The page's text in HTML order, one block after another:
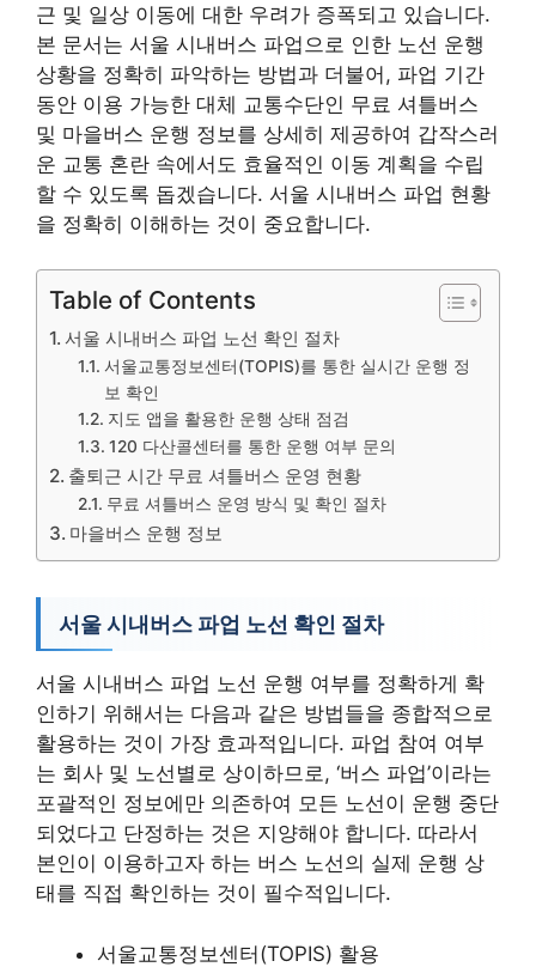
근 및 일상 이동에 대한 우려가 증폭되고 있습니다.
본 문서는 서울 시내버스 파업으로 인한 노선 운행
상황을 정확히 파악하는 방법과 더불어, 파업 기간
동안 이용 가능한 대체 교통수단인 무료 셔틀버스
및 마을버스 운행 정보를 상세히 제공하여 갑작스러
운 교통 혼란 속에서도 효율적인 이동 계획을 수립
할 수 있도록 돕겠습니다. 서울 시내버스 파업 현황
을 정확히 이해하는 것이 중요합니다.
Table of Contents
서울 시내버스 파업 노선 확인 절차
서울교통정보센터(TOPIS)를 통한 실시간 운행 정
보 확인
지도 앱을 활용한 운행 상태 점검
120 다산콜센터를 통한 운행 여부 문의
출퇴근 시간 무료 셔틀버스 운영 현황
무료 셔틀버스 운영 방식 및 확인 절차
마을버스 운행 정보
서울 시내버스 파업 노선 확인 절차
서울 시내버스 파업 노선 운행 여부를 정확하게 확
인하기 위해서는 다음과 같은 방법들을 종합적으로
활용하는 것이 가장 효과적입니다. 파업 참여 여부
는 회사 및 노선별로 상이하므로, ‘버스 파업’이라는
포괄적인 정보에만 의존하여 모든 노선이 운행 중단
되었다고 단정하는 것은 지양해야 합니다. 따라서
본인이 이용하고자 하는 버스 노선의 실제 운행 상
태를 직접 확인하는 것이 필수적입니다.
서울교통정보센터(TOPIS) 활용